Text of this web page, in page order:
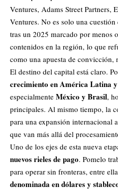
Ventures, Adams Street Partners,
Ventures. No es solo una
tras un 2025 marcado por menos
contenidos en la región, lo que
como una apuesta de convicción,
El destino del capital está claro.
crecimiento en América Latina
especialmente México y Brasil,
principales. Al mismo tiempo, la
para una expansión internacional
que van más allá del
Uno de los ejes de esta nueva
nuevos rieles de pago. Pomelo
para operar sin fronteras, entre
denominada en dólares y